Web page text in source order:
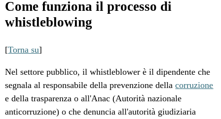
Come funziona il processo di
whistleblowing
[Torna su]
Nel settore pubblico, il whistleblower è il dipendente che
segnala al responsabile della prevenzione dellacorruzione
e della trasparenza o all'Anac (Autorità nazionale
anticorruzione) o che denuncia all'autorità giudiziaria